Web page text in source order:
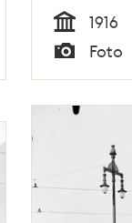
Tid
1916
Typ
Foto